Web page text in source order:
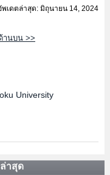
เดตล่าสุด: มิถุนายน 14, 2024
านบน >>
University
าสุด